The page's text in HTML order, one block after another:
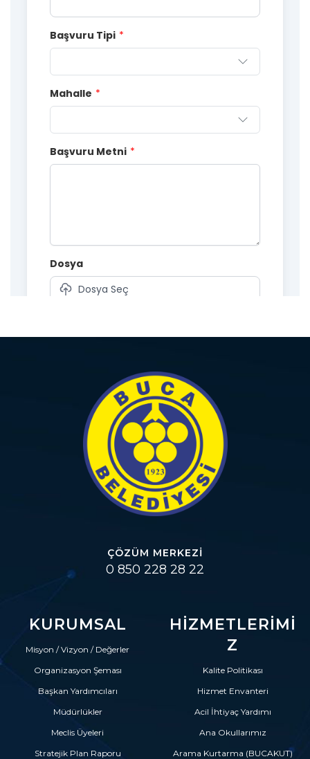
ÇÖZÜM MERKEZI
0 850 228 28 22
KURUMSAL
Misyon / Vizyon / Değerler
Organizasyon Şeması
Başkan Yardımcıları
Müdürlükler
Meclis Üyeleri
Stratejik Plan Raporu
HIZMETLERIMI
Z
Kalite Politikası
Hizmet Envanteri
Acil İhtiyaç Yardımı
Ana Okullarımız
Arama Kurtarma (BUCAKUT)